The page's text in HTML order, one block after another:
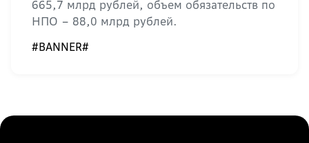
665,7 млрд рублей, объем обязательств по
НПО – 88,0 млрд рублей.
#BANNER#